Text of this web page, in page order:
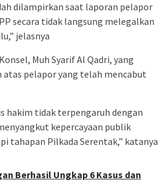
dilampirkan saat laporan pelapor
secara tidak langsung melegalkan
jelasnya
Muh Syarif Al Qadri, yang
pelapor yang telah mencabut
hakim tidak terpengaruh dengan
kepercayaan publik
tahapan Pilkada Serentak,” katanya
Berhasil Ungkap 6 Kasus dan